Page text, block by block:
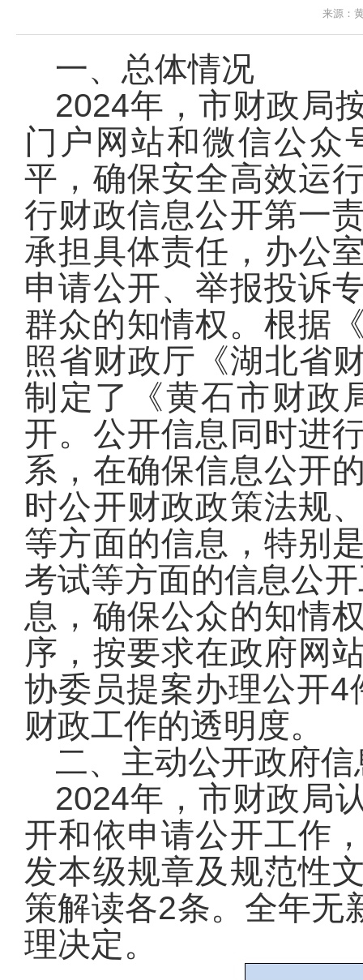
来源：
一、总体情况
2024年，市财政局
门户网站和微信公众
平，确保安全高效运
行财政信息公开第一
承担具体责任，办公
申请公开、举报投诉
群众的知情权。根据
照省财政厅《湖北省
制定了《黄石市财政
开。公开信息同时进
系，在确保信息公开
时公开财政政策法规
等方面的信息，特别
考试等方面的信息公
息，确保公众的知情
序，按要求在政府网
协委员提案办理公开
财政工作的透明度。
二、主动公开政府
2024年，市财政局
开和依申请公开工作
发本级规章及规范性
策解读各2条。全年无
理决定。